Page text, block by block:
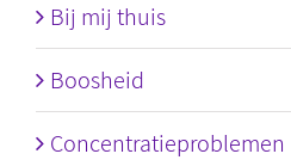
Bij mij thuis
Boosheid
Concentratieproblemen